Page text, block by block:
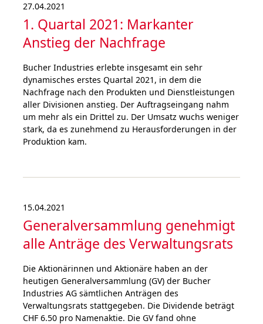
27.04.2021
1. Quartal 2021: Markanter
Anstieg der Nachfrage
Bucher Industries erlebte insgesamt ein sehr
dynamisches erstes Quartal 2021, in dem die
Nachfrage nach den Produkten und Dienstleistungen
aller Divisionen anstieg. Der Auftragseingang nahm
um mehr als ein Drittel zu. Der Umsatz wuchs weniger
stark, da es zunehmend zu Herausforderungen in der
Produktion kam.
15.04.2021
General­versammlung genehmigt
alle Anträge des Verwaltungs­rats
Die Aktionärinnen und Aktionäre haben an der
heutigen Generalversammlung (GV) der Bucher
Industries AG sämtlichen Anträgen des
Verwaltungsrats stattgegeben. Die Dividende beträgt
CHF 6.50 pro Namenaktie. Die GV fand ohne